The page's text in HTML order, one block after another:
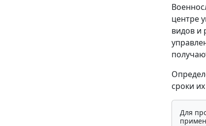
центре
видов и
сроки
Для